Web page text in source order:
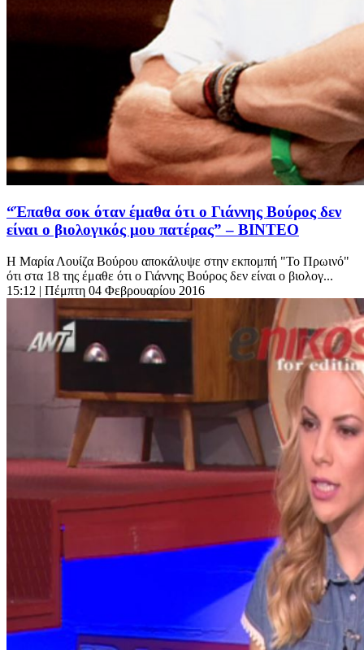
“Έπαθα σοκ όταν έμαθα ότι ο Γιάννης Βούρος δεν
είναι ο βιολογικός μου πατέρας” – ΒΙΝΤΕΟ
Η Μαρία Λουίζα Βούρου αποκάλυψε στην εκπομπή "Το Πρωινό"
ότι στα 18 της έμαθε ότι ο Γιάννης Βούρος δεν είναι ο βιολογ...
15:12 | Πέμπτη 04 Φεβρουαρίου 2016